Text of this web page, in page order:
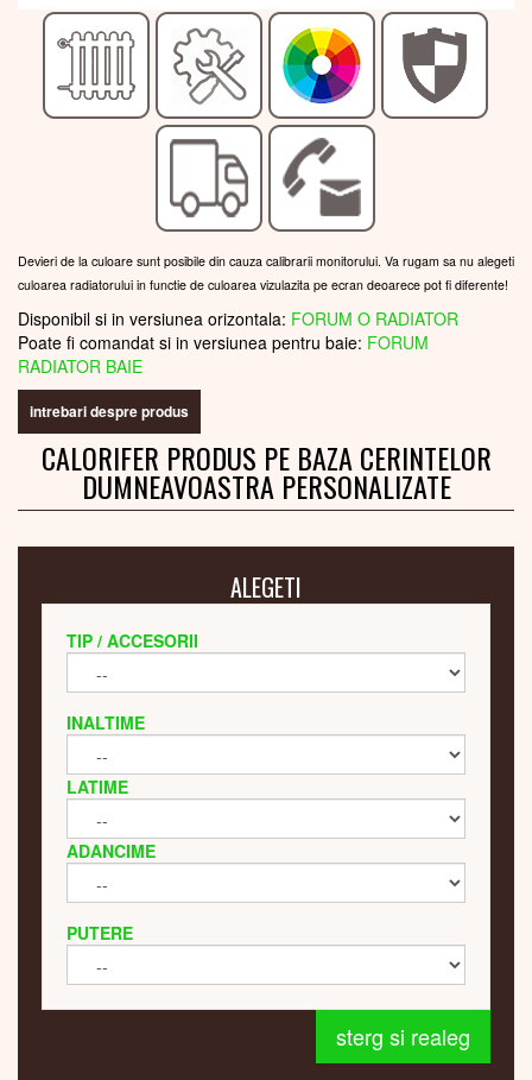
Devieri de la culoare sunt posibile din cauza calibrarii monitorului. Va rugam sa nu alegeti
culoarea radiatorului in functie de culoarea vizulazita pe ecran deoarece pot fi diferente!
Disponibil si in versiunea orizontala: FORUM O RADIATOR
Poate fi comandat si in versiunea pentru baie: FORUM
RADIATOR BAIE
intrebari despre produs
CALORIFER PRODUS PE BAZA CERINTELOR
DUMNEAVOASTRA PERSONALIZATE
ALEGETI
TIP / ACCESORII
INALTIME
LATIME
ADANCIME
PUTERE
sterg si realeg